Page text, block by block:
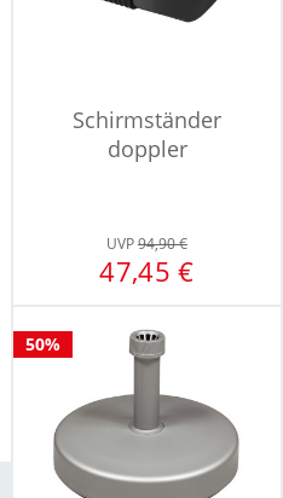
Schirmständer
doppler
UVP94,90 €
47,45 €
50%